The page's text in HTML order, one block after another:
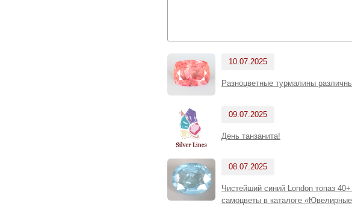
10.07.2025
Разноцветные турмалины
09.07.2025
День танзанита!
08.07.2025
Чистейший синий London топаз
самоцветы в каталоге «Ювелирные